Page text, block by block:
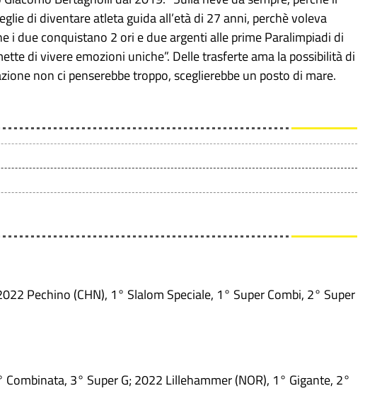
di diventare atleta guida all’età di 27 anni, perchè voleva
i due conquistano 2 ori e due argenti alle prime Paralimpiadi di
di vivere emozioni uniche”. Delle trasferte ama la possibilità di
non ci penserebbe troppo, sceglierebbe un posto di mare.
Pechino (CHN), 1° Slalom Speciale, 1° Super Combi, 2° Super
3° Super G; 2022 Lillehammer (NOR), 1° Gigante, 2°